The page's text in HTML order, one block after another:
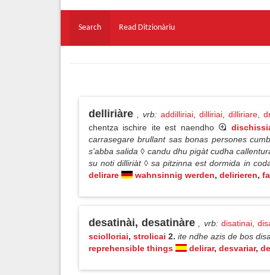
Search Read Ditzionàriu
delliriàre , vrb: addilliriai, dilliriai, dilliriare,
chentza ischire ite est naendho
carrasegare brullant sas bonas persones
s'abba salida ◊ candu dhu pigàt cudha
su noti dilliriàt ◊ sa pitzinna est dormida in
delirare
wahnsinnig werden, delirieren,
desatinài, desatinàre , vrb: disatinai,
sciolloriai, strolicai 2. ite ndhe azis de bos
reprehensible things
delirar, desvariar,